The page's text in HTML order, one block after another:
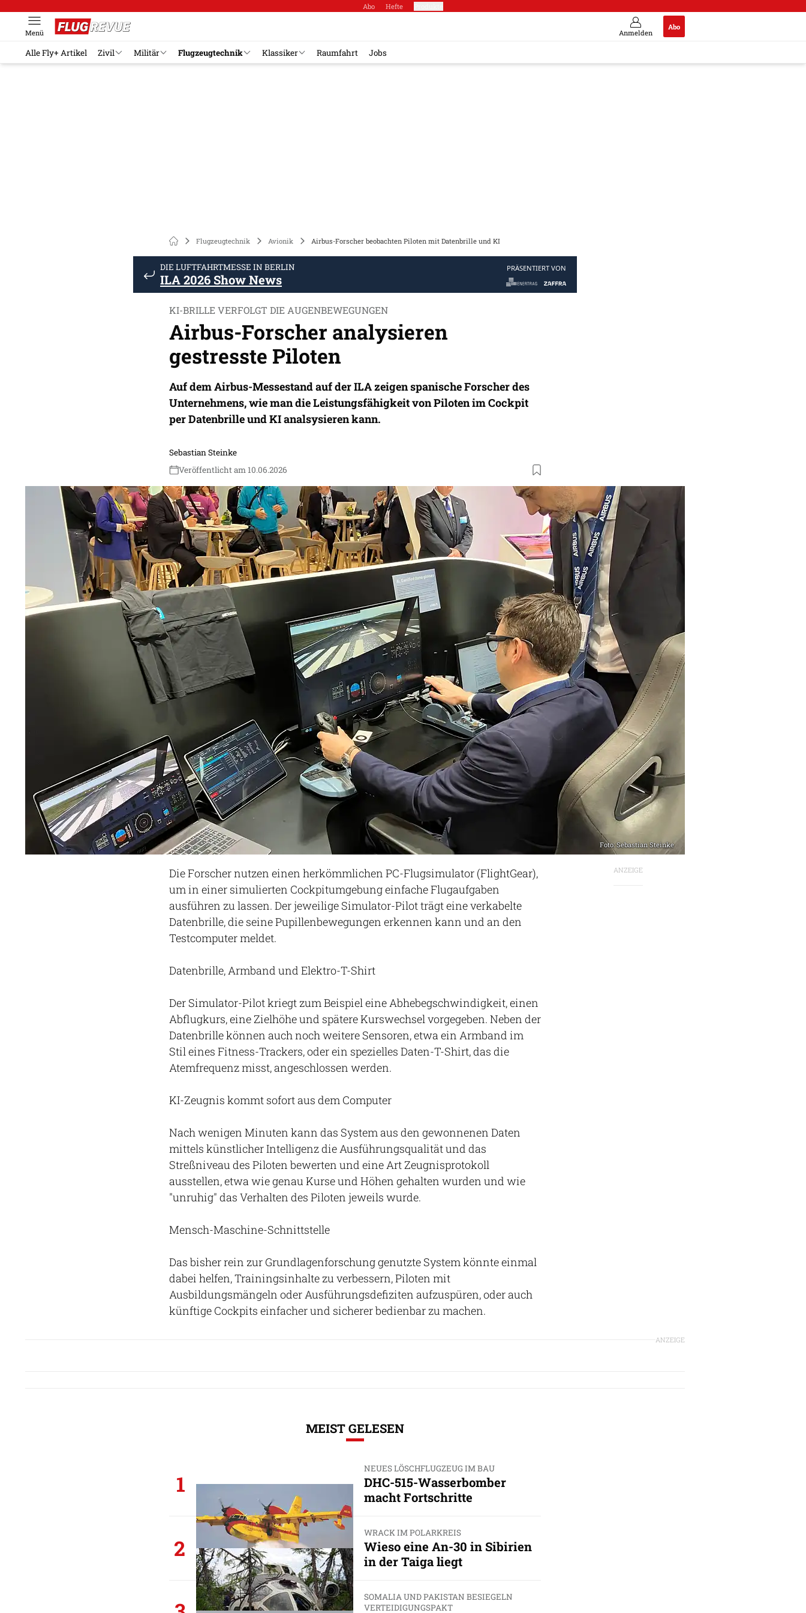
Abo Hefte
Anmelden
Abo
Menü
Alle Fly+ Artikel Zivil Militär Flugzeugtechnik Klassiker Raumfahrt Jobs
Flugzeugtechnik Avionik Airbus-Forscher beobachten Piloten mit Datenbrille und KI
DIE LUFTFAHRTMESSE IN BERLIN
ILA 2026 Show News
PRÄSENTIERT VON
KI-BRILLE VERFOLGT DIE AUGENBEWEGUNGEN
Airbus-Forscher analysieren
gestresste Piloten
Auf dem Airbus-Messestand auf der ILA zeigen spanische Forscher des
Unternehmens, wie man die Leistungsfähigkeit von Piloten im Cockpit
per Datenbrille und KI analsysieren kann.
Sebastian Steinke
Veröffentlicht am 10.06.2026
Foto: Sebastian Steinke
ANZEIGE
Die Forscher nutzen einen herkömmlichen PC-Flugsimulator (FlightGear),
um in einer simulierten Cockpitumgebung einfache Flugaufgaben
ausführen zu lassen. Der jeweilige Simulator-Pilot trägt eine verkabelte
Datenbrille, die seine Pupillenbewegungen erkennen kann und an den
Testcomputer meldet.
Datenbrille, Armband und Elektro-T-Shirt
Der Simulator-Pilot kriegt zum Beispiel eine Abhebegschwindigkeit, einen
Abflugkurs, eine Zielhöhe und spätere Kurswechsel vorgegeben. Neben der
Datenbrille können auch noch weitere Sensoren, etwa ein Armband im
Stil eines Fitness-Trackers, oder ein spezielles Daten-T-Shirt, das die
Atemfrequenz misst, angeschlossen werden.
KI-Zeugnis kommt sofort aus dem Computer
Nach wenigen Minuten kann das System aus den gewonnenen Daten
mittels künstlicher Intelligenz die Ausführungsqualität und das
Streßniveau des Piloten bewerten und eine Art Zeugnisprotokoll
ausstellen, etwa wie genau Kurse und Höhen gehalten wurden und wie
"unruhig" das Verhalten des Piloten jeweils wurde.
Mensch-Maschine-Schnittstelle
Das bisher rein zur Grundlagenforschung genutzte System könnte einmal
dabei helfen, Trainingsinhalte zu verbessern, Piloten mit
Ausbildungsmängeln oder Ausführungsdefiziten aufzuspüren, oder auch
künftige Cockpits einfacher und sicherer bedienbar zu machen.
ANZEIGE
MEIST GELESEN
1
NEUES LÖSCHFLUGZEUG IM BAU
DHC-515-Wasserbomber
macht Fortschritte
2
WRACK IM POLARKREIS
Wieso eine An-30 in Sibirien
in der Taiga liegt
SOMALIA UND PAKISTAN BESIEGELN
VERTEIDIGUNGSPAKT